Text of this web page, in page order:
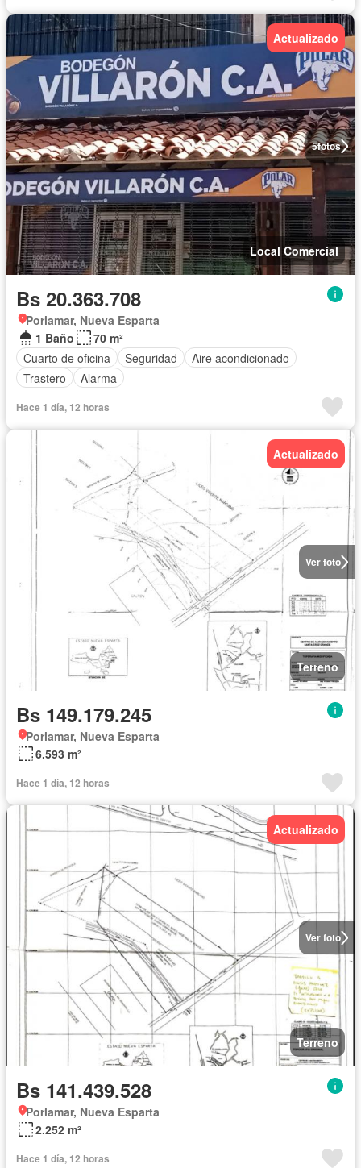
5fotos
Actualizado
Local Comercial
Bs 20.363.708
Porlamar, Nueva Esparta
1 Baño
70 m²
Cuarto de oficina
Seguridad
Aire acondicionado
Trastero
Alarma
Hace 1 día, 12 horas
Ver foto
Actualizado
Terreno
Bs 149.179.245
Porlamar, Nueva Esparta
6.593 m²
Hace 1 día, 12 horas
Ver foto
Actualizado
Terreno
Bs 141.439.528
Porlamar, Nueva Esparta
2.252 m²
Hace 1 día, 12 horas